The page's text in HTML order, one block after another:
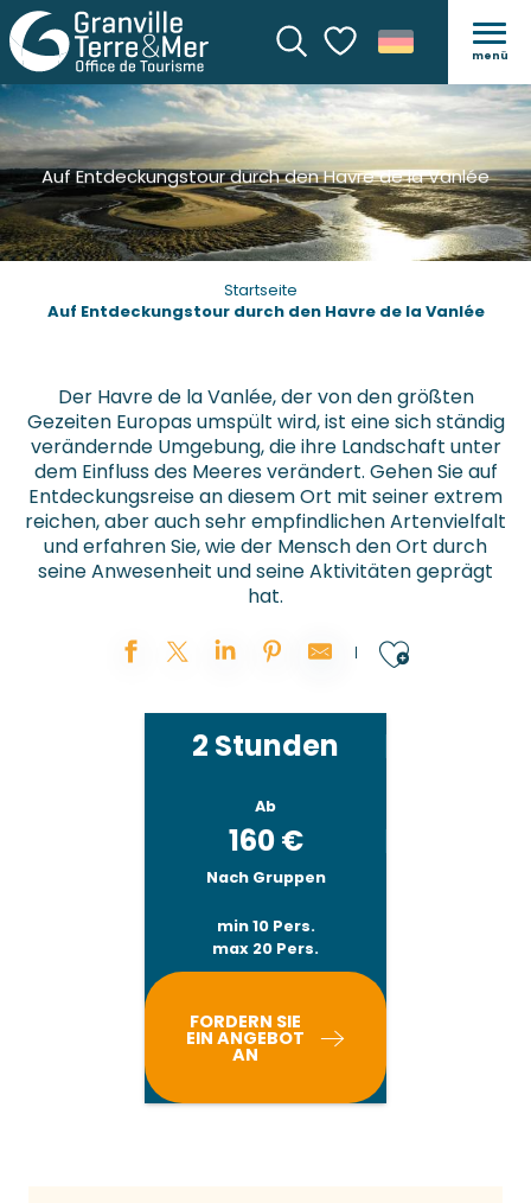
SucheVoir les favoris
menü
Auf Entdeckungstour durch den Havre de la Vanlée
Startseite
Auf Entdeckungstour durch den Havre de la Vanlée
Der Havre de la Vanlée, der von den größten
Gezeiten Europas umspült wird, ist eine sich ständig
verändernde Umgebung, die ihre Landschaft unter
dem Einfluss des Meeres verändert. Gehen Sie auf
Entdeckungsreise an diesem Ort mit seiner extrem
reichen, aber auch sehr empfindlichen Artenvielfalt
und erfahren Sie, wie der Mensch den Ort durch
seine Anwesenheit und seine Aktivitäten geprägt
hat.
2 Stunden
Ab
160€
Nach Gruppen
min 10 Pers.
max 20 Pers.
FORDERN SIE
EIN ANGEBOT
AN